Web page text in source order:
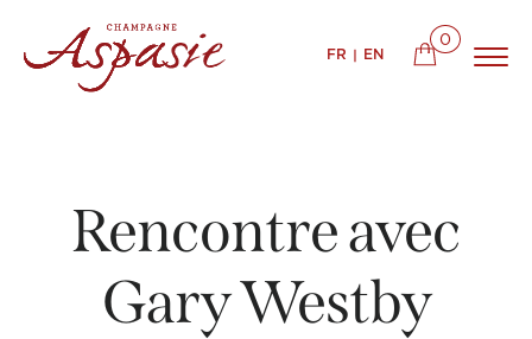
FR EN
0
Rencontre avec
Gary Westby